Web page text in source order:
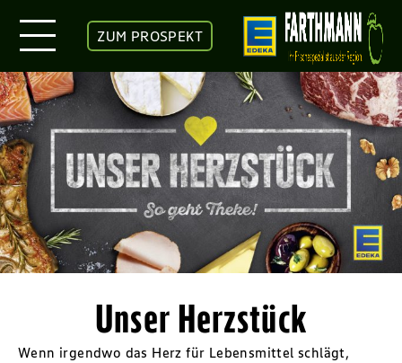
ZUM PROSPEKT
Unser Herzstück
Wenn irgendwo das Herz für Lebensmittel schlägt,